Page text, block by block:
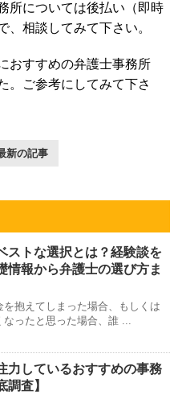
所については後払い（即時
、相談してみて下さい。
おすすめの弁護士事務所
。ご参考にしてみて下さ
新の記事
ストな選択とは？経験談を
情報から弁護士の選び方ま
を抱えてしまった場合、もしくは
なったと思った場合、誰 ...
力しているおすすめの事務
調査】